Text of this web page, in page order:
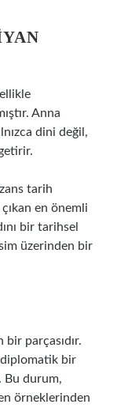
Anna
dini değil,
tarih
en önemli
bir tarihsel
üzerinden bir
bir parçasıdır.
bir
Bu durum,
örneklerinden